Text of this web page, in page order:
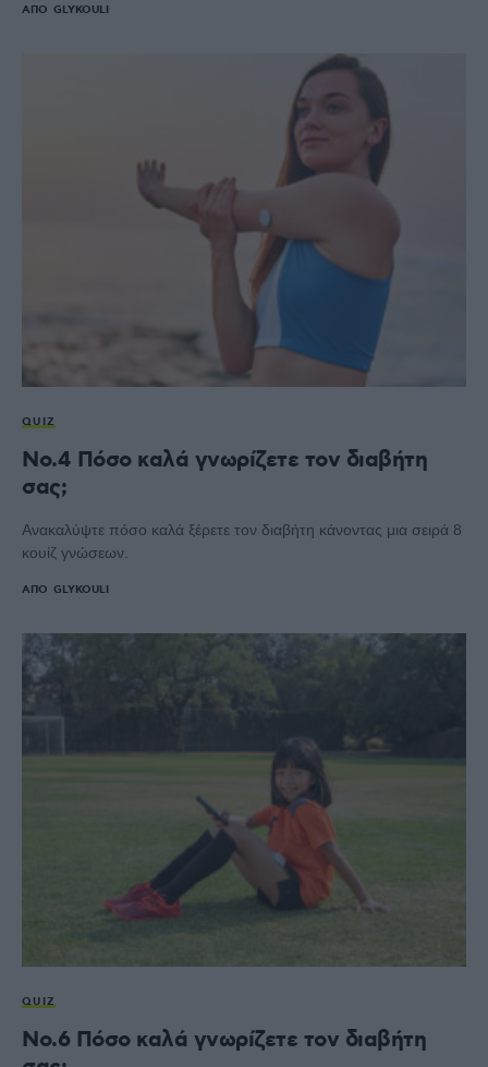
ΑΠΌ GLYKOULI
QUIZ
No.4 Πόσο καλά γνωρίζετε τον διαβήτη
σας;
Ανακαλύψτε πόσο καλά ξέρετε τον διαβήτη κάνοντας μια σειρά 8
κουίζ γνώσεων.
ΑΠΌ GLYKOULI
QUIZ
No.6 Πόσο καλά γνωρίζετε τον διαβήτη